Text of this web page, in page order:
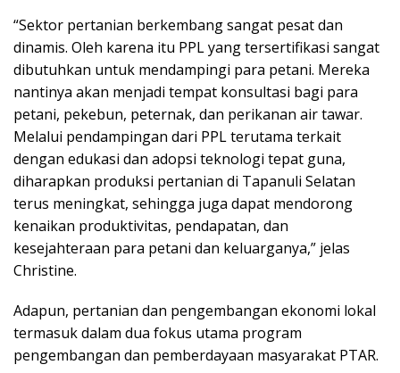
“Sektor pertanian berkembang sangat pesat dan
dinamis. Oleh karena itu PPL yang tersertifikasi sangat
dibutuhkan untuk mendampingi para petani. Mereka
nantinya akan menjadi tempat konsultasi bagi para
petani, pekebun, peternak, dan perikanan air tawar.
Melalui pendampingan dari PPL terutama terkait
dengan edukasi dan adopsi teknologi tepat guna,
diharapkan produksi pertanian di Tapanuli Selatan
terus meningkat, sehingga juga dapat mendorong
kenaikan produktivitas, pendapatan, dan
kesejahteraan para petani dan keluarganya,” jelas
Christine.
Adapun, pertanian dan pengembangan ekonomi lokal
termasuk dalam dua fokus utama program
pengembangan dan pemberdayaan masyarakat PTAR.